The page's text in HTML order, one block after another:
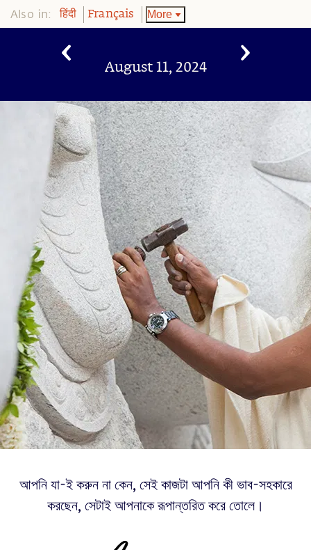
Also in: हिंदी Français More
August 11, 2024
আপনি যা-ই করুন না কেন, সেই কাজটা আপনি কী ভাব-সহকারে
করছেন, সেটাই আপনাকে রূপান্তরিত করে তোলে।